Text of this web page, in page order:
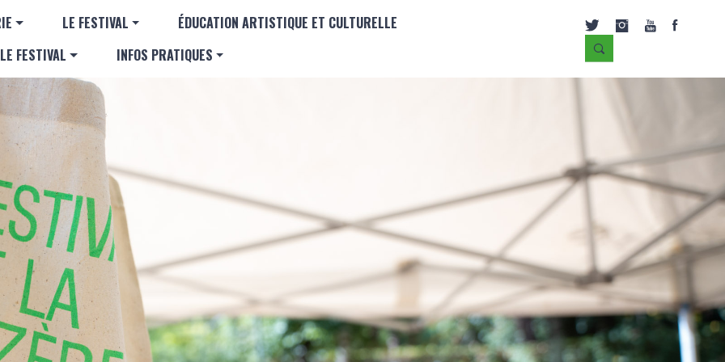
PRINCIPALE
LE FESTIVAL
ÉDUCATION ARTISTIQUE ET CULTURELLE
FESTIVAL
INFOS PRATIQUES